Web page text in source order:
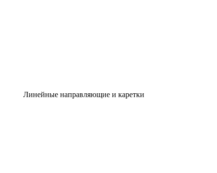
Линейные направляющие и каретки